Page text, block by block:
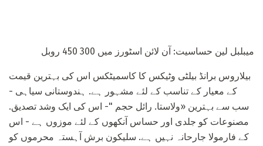
میبلبل لین حساسیت: آن لائن اسٹورز میں 300 450 روبل
بیلاروس برانڈ بیلٹی وٹیکس کا کاسمیٹکس اس کی بہترین قیمت
کے معیار کے تناسب کے لئے مشہور ہے. ہندوستانی سیاہی -
سب سے بہترین «ولاستا. رائل حجم "- اس کی ایک وشد تصدیق.
مصنوعات کو جلدی اور حساس آنکھوں کے لئے موزوں ہے - اس
کے فارمولا جارحانہ نہیں ہے. سلیکون برش آہستہ محرموں کو